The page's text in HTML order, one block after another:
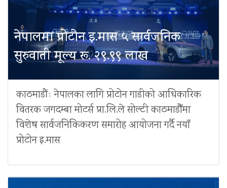
नेपालमा प्रोटोन इ.मास ५ सार्वजनिक
सुरुवाती मूल्य रू. २९.९९ लाख
काठमाडौंः नेपालका लागि प्रोटोन गाडीको आधिकारिक
वितरक जगदम्बा मोटर्स प्रा.लि.ले सोल्टी काठमाडौँमा
विशेष सार्वजनिकिकरण समारोह आयोजना गर्दै नयाँ
प्रोटोन इ.मास